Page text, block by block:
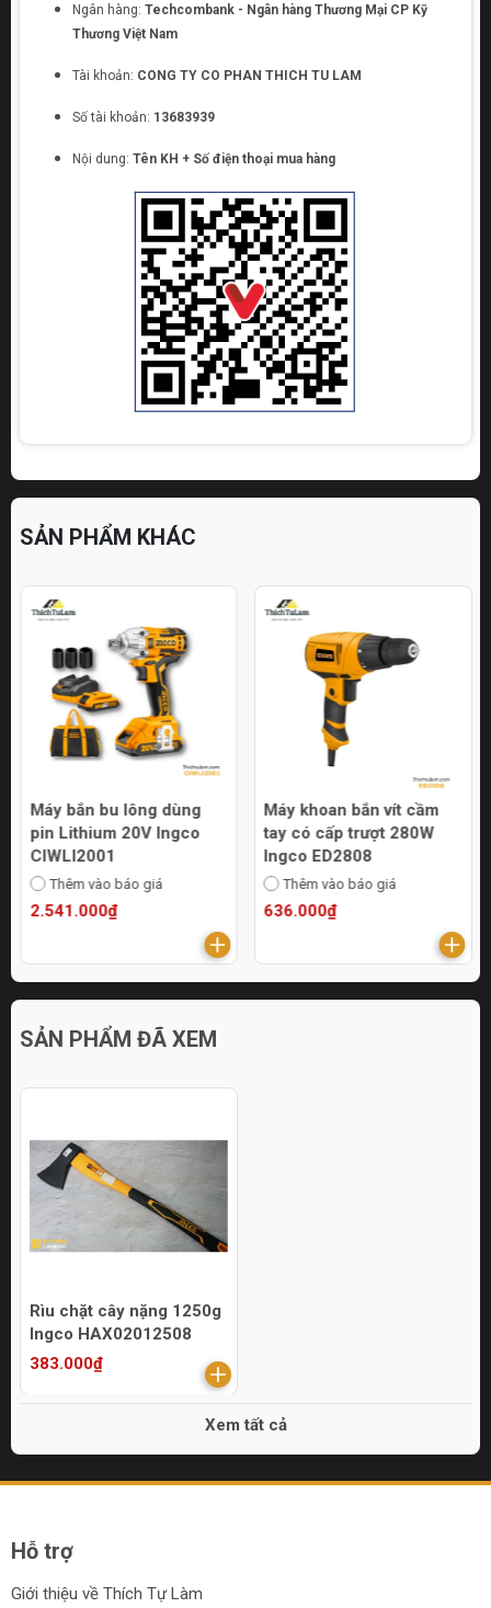
Ngân hàng: Techcombank - Ngân hàng Thương Mại CP Kỹ
Thương Việt Nam
Tài khoản: CONG TY CO PHAN THICH TU LAM
Số tài khoản: 13683939
Nội dung: Tên KH + Số điện thoại mua hàng
SẢN PHẨM KHÁC
Máy bắn bu lông dùng
pin Lithium 20V Ingco
CIWLI2001
Thêm vào báo giá
2.541.000₫
Máy khoan bắn vít cầm
tay có cấp trượt 280W
Ingco ED2808
Thêm vào báo giá
636.000₫
SẢN PHẨM ĐÃ XEM
Rìu chặt cây nặng 1250g
Ingco HAX02012508
383.000₫
Xem tất cả
Hỗ trợ
Giới thiệu về Thích Tự Làm